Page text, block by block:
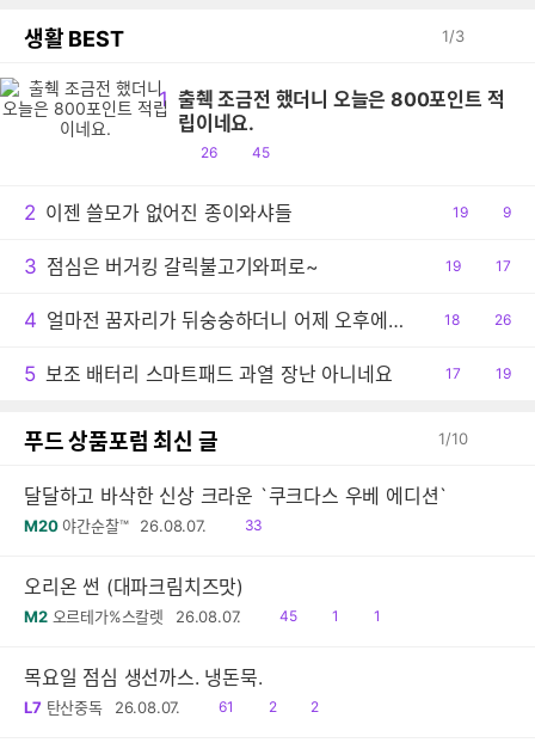
생활 BEST 1/3
1 출췍 조금전 했더니 오늘은 800포인트 적
립이네요.
공
26
댓
45
2 이젠 쓸모가 없어진 종이와샤들
공
19
댓
9
3 점심은 버거킹 갈릭불고기와퍼로~
공
19
댓
17
4 얼마전 꿈자리가 뒤숭숭하더니 어제 오후에는 결국 사고 당했습니다.
공
18
댓
26
5 보조 배터리 스마트패드 과열 장난 아니네요
공
17
댓
19
푸드 상품포럼 최신 글 1/10
달달하고 바삭한 신상 크라운 `쿠크다스 우베 에디션`
M20 야간순찰™ 26.08.07.
읽
33
오리온 썬 (대파크림치즈맛)
M2 오르테가%스칼렛 26.08.07.
읽
45
공1
댓1
목요일 점심 생선까스. 냉돈묵.
L7 탄산중독 26.08.07.
읽
61
공
2
댓
2